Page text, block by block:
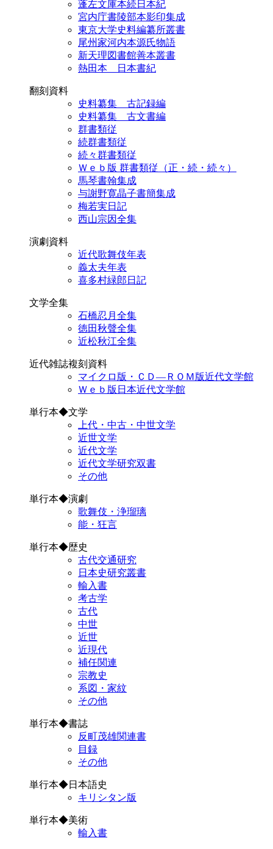
蓬左文庫本続日本紀
宮内庁書陵部本影印集成
東京大学史料編纂所叢書
尾州家河内本源氏物語
新天理図書館善本叢書
熱田本 日本書紀
翻刻資料
史料纂集 古記録編
史料纂集 古文書編
群書類従
続群書類従
続々群書類従
Ｗｅｂ版 群書類従（正・続・続々）
馬琴書翰集成
与謝野寛晶子書簡集成
梅若実日記
西山宗因全集
演劇資料
近代歌舞伎年表
義太夫年表
喜多村緑郎日記
文学全集
石橋忍月全集
徳田秋聲全集
近松秋江全集
近代雑誌複刻資料
マイクロ版・ＣＤ―ＲＯＭ版近代文学館
Ｗｅｂ版日本近代文学館
単行本◆文学
上代・中古・中世文学
近世文学
近代文学
近代文学研究双書
その他
単行本◆演劇
歌舞伎・浄瑠璃
能・狂言
単行本◆歴史
古代交通研究
日本史研究叢書
輸入書
考古学
古代
中世
近世
近現代
補任関連
宗教史
系図・家紋
その他
単行本◆書誌
反町茂雄関連書
目録
その他
単行本◆日本語史
キリシタン版
単行本◆美術
輸入書